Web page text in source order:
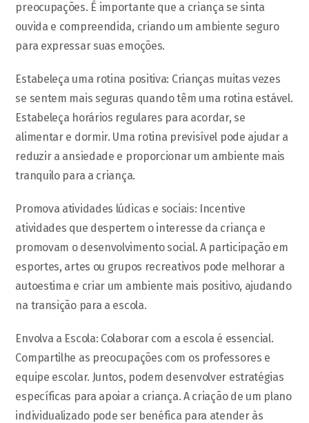
preocupações. É importante que a criança se sinta
ouvida e compreendida, criando um ambiente seguro
para expressar suas emoções.
Estabeleça uma rotina positiva: Crianças muitas vezes
se sentem mais seguras quando têm uma rotina estável.
Estabeleça horários regulares para acordar, se
alimentar e dormir. Uma rotina previsível pode ajudar a
reduzir a ansiedade e proporcionar um ambiente mais
tranquilo para a criança.
Promova atividades lúdicas e sociais: Incentive
atividades que despertem o interesse da criança e
promovam o desenvolvimento social. A participação em
esportes, artes ou grupos recreativos pode melhorar a
autoestima e criar um ambiente mais positivo, ajudando
na transição para a escola.
Envolva a Escola: Colaborar com a escola é essencial.
Compartilhe as preocupações com os professores e
equipe escolar. Juntos, podem desenvolver estratégias
específicas para apoiar a criança. A criação de um plano
individualizado pode ser benéfica para atender às